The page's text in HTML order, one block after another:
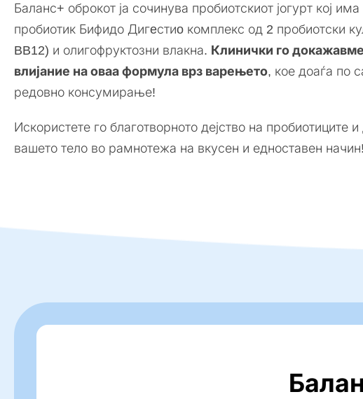
Баланс+ оброкот ја сочинува пробиотскиот јогурт кој
пробиотик Бифидо Дигeстиo комплекс од 2 пробиотски
BB12) и олигофруктозни влакна. Клинички го
влијание на оваа формула врз варењето, кое доаѓа по
редовно консумирање!
Искористете го благотворното дејство на пробиотиците
вашето тело во рамнотежа на вкусен и едноставен начин!